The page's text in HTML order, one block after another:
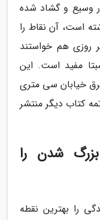
وسیع و گشاد شده
است، آن نقاط را
روزی هم خواستند
مفید است. این
خیابان سی متری
کتاب دیگر منتشر
شدن را
را بهترین نقطه